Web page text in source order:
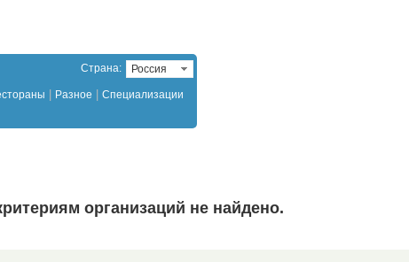
Страна: Россия
Разное
Специализации
организаций не найдено.